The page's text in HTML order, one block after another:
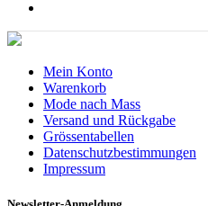
Mein Konto
Warenkorb
Mode nach Mass
Versand und Rückgabe
Grössentabellen
Datenschutzbestimmungen
Impressum